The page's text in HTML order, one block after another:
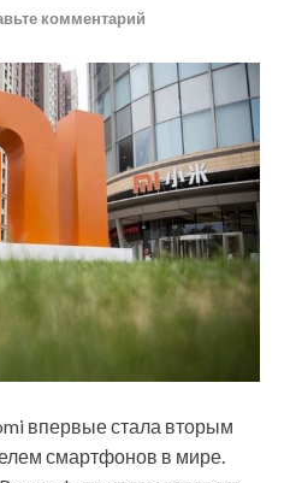
комментарий
впервые стала вторым
смартфонов в мире.